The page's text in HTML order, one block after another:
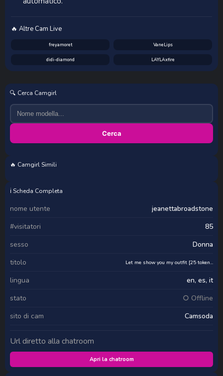
🔥 Altre Cam Live
freyamoret VaneLips
didi-diamond LAYLAxfire
🔍 Cerca Camgirl
Cerca
🔥 Camgirl Simili
ℹ️ Scheda Completa
nome utente
jeanettabroadstone
#visitatori
85
sesso
Donna
titolo
Let me show you my outfit [25 token...
lingua
en, es, it
stato
○ Offline
sito di cam
Camsoda
Url diretto alla chatroom
Apri la chatroom